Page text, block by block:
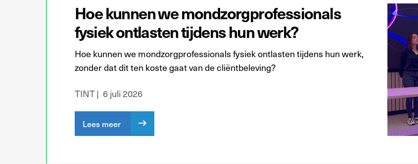
Hoe kunnen we mondzorgprofessionals
fysiek ontlasten tijdens hun werk?
Hoe kunnen we mondzorgprofessionals fysiek ontlasten tijdens hun werk,
zonder dat dit ten koste gaat van de cliëntbeleving?
TINT
6 juli 2026
Lees meer